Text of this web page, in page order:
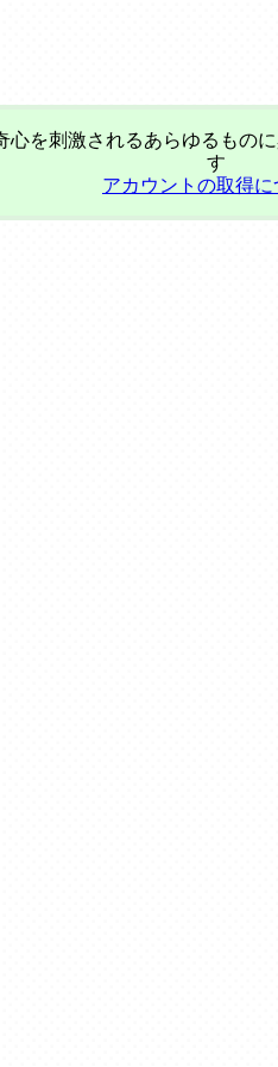
心を刺激されるあらゆるもの
す
アカウントの取得に